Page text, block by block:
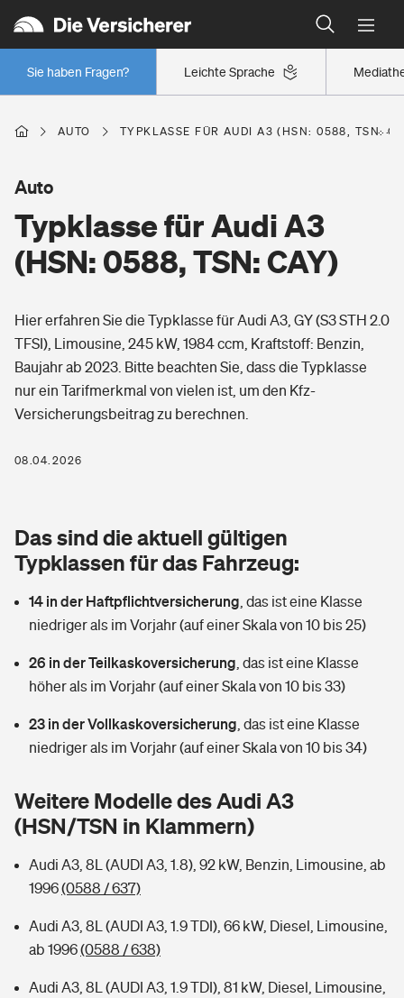
Leichte Sprache
Sie haben Fragen?
Wer versichert was: Jetzt Versicherer finden
Regionalklassen: So ist Ihre Region eingestuft
Wer versichert was: Jetzt Versicherer finden
Berufsunfähigkeitsversicherung
Erwerbsunfähigkeitsversicherung
Grundfähigkeitsversicherung
Arbeitsrechtsschutz
Berufshaftpflichtversicherung
Zur Übersicht
Tools
Wer versichert was: Jetzt Versicherer finden
Sie haben Fragen?
Wohnen
Glasversicherung
Mietkautionsversicherung
Restkreditversicherung
Zur Übersicht
Tools
Wer versichert was: Jetzt Versicherer finden
Sie haben Fragen?
Freizeit
Pri­vate Haft­pflicht­
Kinderunfall­ver­si­che­rung
Kinderinvalidität
Reiseversicherung
Pferdehalter-Haftpflicht
Handyversicherung
Musikinstrumentenversicherung
Zur Übersicht
Gesundheit
Private Krankenversicherung
Dread-Disease-Versicherung
Tierkrankenversicherung
Sie haben Fragen?
Rentenrechner: Wie viel Geld bekomme ich im Alter?
AUTO TYPKLASSE FÜR AUDI A3 (HSN: 0588, TSN:
Typklasse für Audi A3
(HSN: 0588, TSN: CAY)
Auto
Hier erfahren Sie die Typklasse für Audi A3, GY (S3 STH 2.0
TFSI), Limousine, 245 kW, 1984 ccm, Kraftstoff: Benzin,
Baujahr ab 2023. Bitte beachten Sie, dass die Typklasse
nur ein Tarifmerkmal von vielen ist, um den Kfz-
Versicherungsbeitrag zu berechnen.
08.04.2026
Das sind die aktuell gültigen
Typklassen für das Fahrzeug:
14 in der Haftpflichtversicherung das ist eine Klasse
niedriger als im Vorjahr (auf einer Skala von 10 bis 25)
26 in der Teilkaskoversicherung das ist eine Klasse
höher als im Vorjahr (auf einer Skala von 10 bis 33)
23 in der Vollkaskoversicherung das ist eine Klasse
niedriger als im Vorjahr (auf einer Skala von 10 bis 34)
Weitere Modelle des Audi A3
(HSN/TSN in Klammern)
Audi A3, 8L (AUDI A3, 1.8), 92 kW, Benzin, Limousine, ab
1996(0588 / 637)
Audi A3, 8L (AUDI A3, 1.9 TDI), 66 kW, Diesel, Limousine,
ab 1996(0588 / 638)
Audi A3, 8L (AUDI A3, 1.9 TDI), 81 kW, Diesel, Limousine,